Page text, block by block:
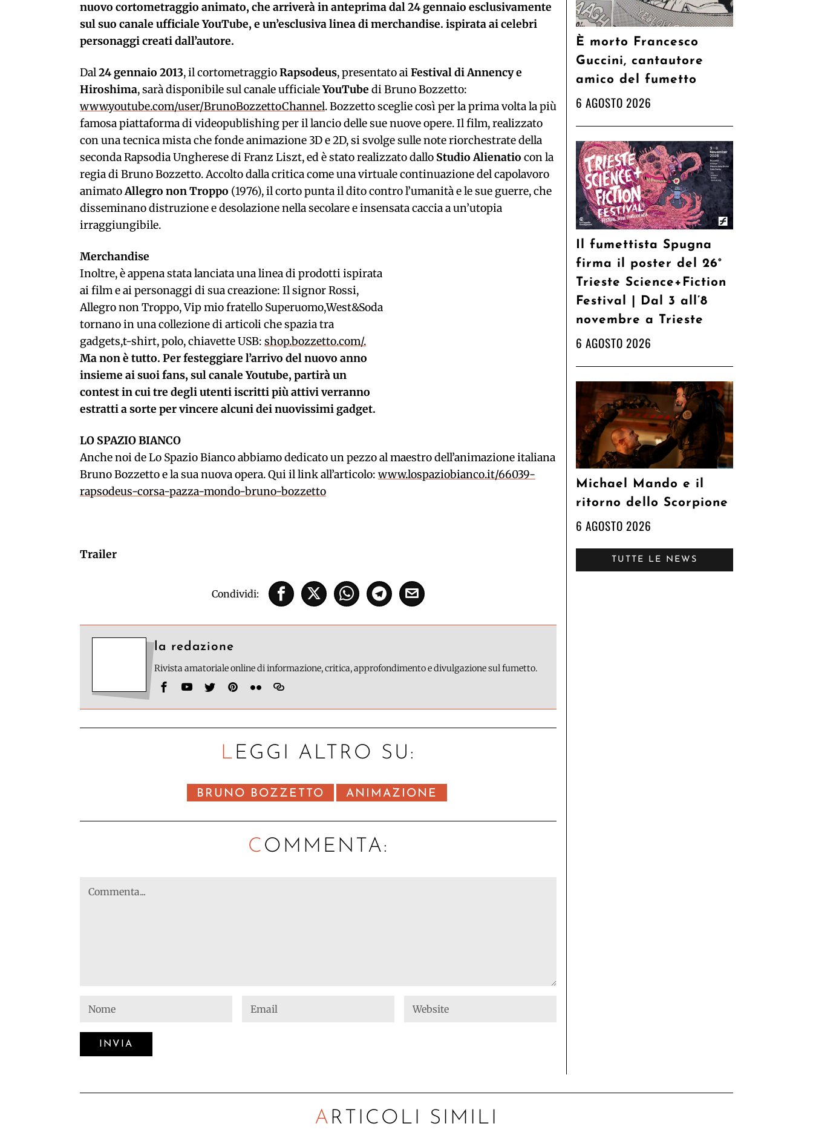
nuovo cortometraggio animato, che arriverà in anteprima dal 24 gennaio esclusivamente
sul suo canale ufficiale YouTube, e un’esclusiva linea di merchandise. ispirata ai celebri
personaggi creati dall’autore.
Dal24 gennaio 2013, il cortometraggioRapsodeus, presentato aiFestival di Annency e
Hiroshima, sarà disponibile sul canale ufficialeYouTube di Bruno Bozzetto:
www.youtube.com/user/BrunoBozzettoChannel. Bozzetto sceglie così per la prima volta la più
famosa piattaforma di videopublishing per il lancio delle sue nuove opere. Il film, realizzato
con una tecnica mista che fonde animazione 3D e 2D, si svolge sulle note riorchestrate della
seconda Rapsodia Ungherese di Franz Liszt, ed è stato realizzato dallo Studio Alienatio con la
regia di Bruno Bozzetto. Accolto dalla critica come una virtuale continuazione del capolavoro
animatoAllegro non Troppo (1976), il corto punta il dito contro l’umanità e le sue guerre, che
disseminano distruzione e desolazione nella secolare e insensata caccia a un’utopia
irraggiungibile.
Merchandise
Inoltre, è appena stata lanciata una linea di prodotti ispirata
ai film e ai personaggi di sua creazione: Il signor Rossi,
Allegro non Troppo, Vip mio fratello Superuomo,West&Soda
tornano in una collezione di articoli che spazia tra
gadgets,t-shirt, polo, chiavette USB: shop.bozzetto.com/.
Ma non è tutto. Per festeggiare l’arrivo del nuovo anno
insieme ai suoi fans, sul canale Youtube, partirà un
contest in cui tre degli utenti iscritti più attivi verranno
estratti a sorte per vincere alcuni dei nuovissimi gadget.
LO SPAZIO BIANCO
Anche noi de Lo Spazio Bianco abbiamo dedicato un pezzo al maestro dell’animazione italiana
Bruno Bozzetto e la sua nuova opera. Qui il link all’articolo: www.lospaziobianco.it/66039-
rapsodeus-corsa-pazza-mondo-bruno-bozzetto
Trailer
Condividi:
la redazione
Rivista amatoriale online di informazione, critica, approfondimento e divulgazione sul fumetto.
LEGGI ALTRO SU:
BRUNO BOZZETTO ANIMAZIONE
C OMMENTA:
È morto Francesco
Guccini, cantautore
amico del fumetto
6 AGOSTO 2026
Il fumettista Spugna
firma il poster del 26°
Trieste Science+Fiction
Festival | Dal 3 all’8
novembre a Trieste
6 AGOSTO 2026
Michael Mando e il
ritorno dello Scorpione
6 AGOSTO 2026
TUTTE LE NEWS
ARTICOLI SIMILI